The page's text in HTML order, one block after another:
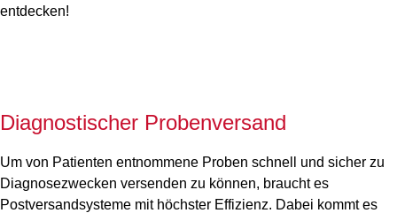
entdecken!
Diagnostischer Probenversand
Um von Patienten entnommene Proben schnell und sicher zu
Diagnosezwecken versenden zu können, braucht es
Postversandsysteme mit höchster Effizienz. Dabei kommt es